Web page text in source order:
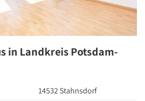
in Landkreis Potsdam-
14532 Stahnsdorf